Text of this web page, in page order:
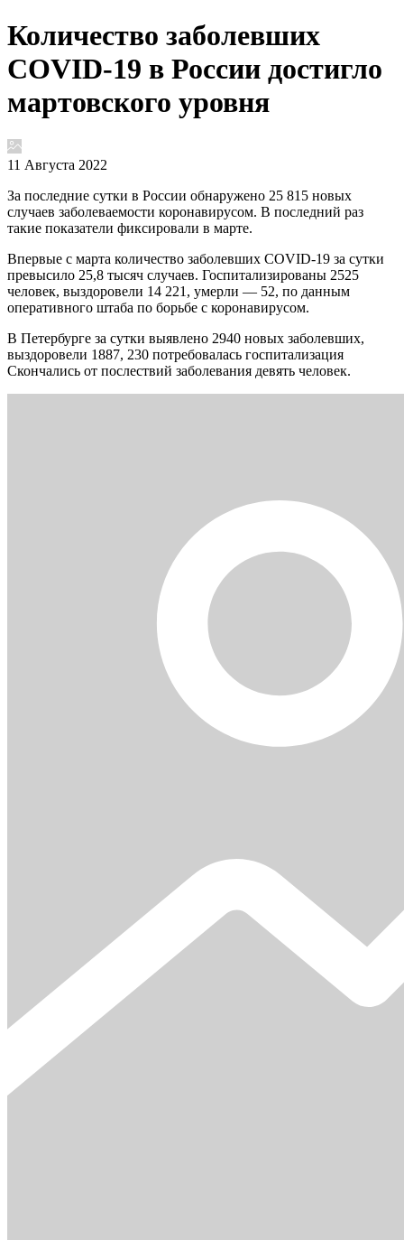
Количество заболевших
COVID-19 в России достигло
мартовского уровня
11 Августа 2022
За последние сутки в России обнаружено 25 815 новых
случаев заболеваемости коронавирусом. В последний раз
такие показатели фиксировали в марте.
Впервые с марта количество заболевших COVID-19 за сутки
превысило 25,8 тысяч случаев. Госпитализированы 2525
человек, выздоровели 14 221, умерли — 52, по данным
оперативного штаба по борьбе с коронавирусом.
В Петербурге за сутки выявлено 2940 новых заболевших,
выздоровели 1887, 230 потребовалась госпитализация
Скончались от послествий заболевания девять человек.